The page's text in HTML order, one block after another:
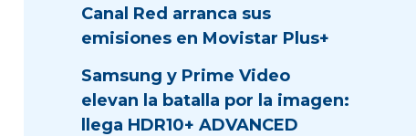
Canal Red arranca sus
emisiones en Movistar Plus+
Samsung y Prime Video
elevan la batalla por la imagen:
llega HDR10+ ADVANCED